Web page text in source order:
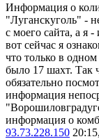
Информация о
"Луганскуголь" -
с моего сайта, а я
вот сейчас я
что только в
было 17 шахт. Так
обязательно
информация
информация о
93.73.228.150